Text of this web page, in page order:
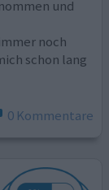
und
noch
schon lang
0 Kommentare